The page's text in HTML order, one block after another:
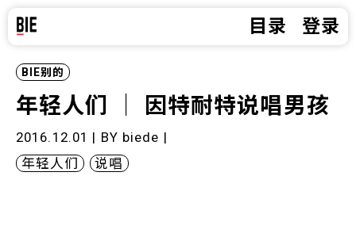
目录 登录
BIE别的
年轻人们 ｜ 因特耐特说唱男孩
2016.12.01 | BY biede |
年轻人们
说唱